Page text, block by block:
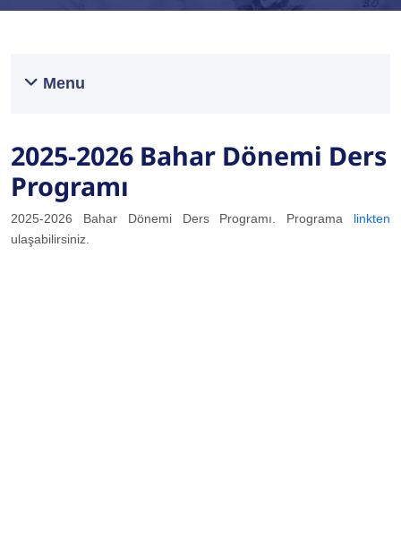
Menu
2025-2026 Bahar Dönemi Ders
Programı
2025-2026 Bahar Dönemi Ders Programı. Programa linkten
ulaşabilirsiniz.